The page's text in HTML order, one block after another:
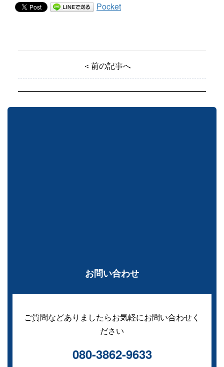
Pocket
＜前の記事へ
お問い合わせ
ご質問などありましたらお気軽にお問い合わせく
ださい
080-3862-9633